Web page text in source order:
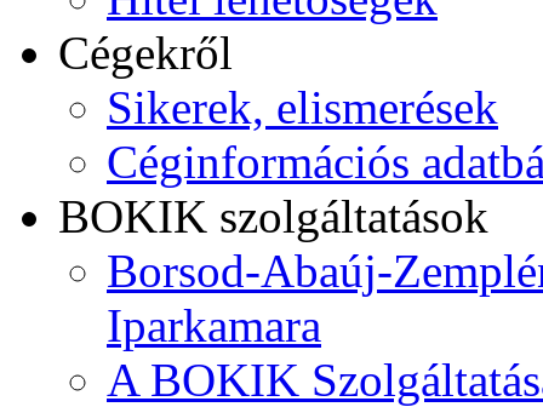
Cégekről
Sikerek, elismerések
Céginformációs
BOKIK szolgáltatások
Borsod-Abaúj-
Iparkamara
A BOKIK